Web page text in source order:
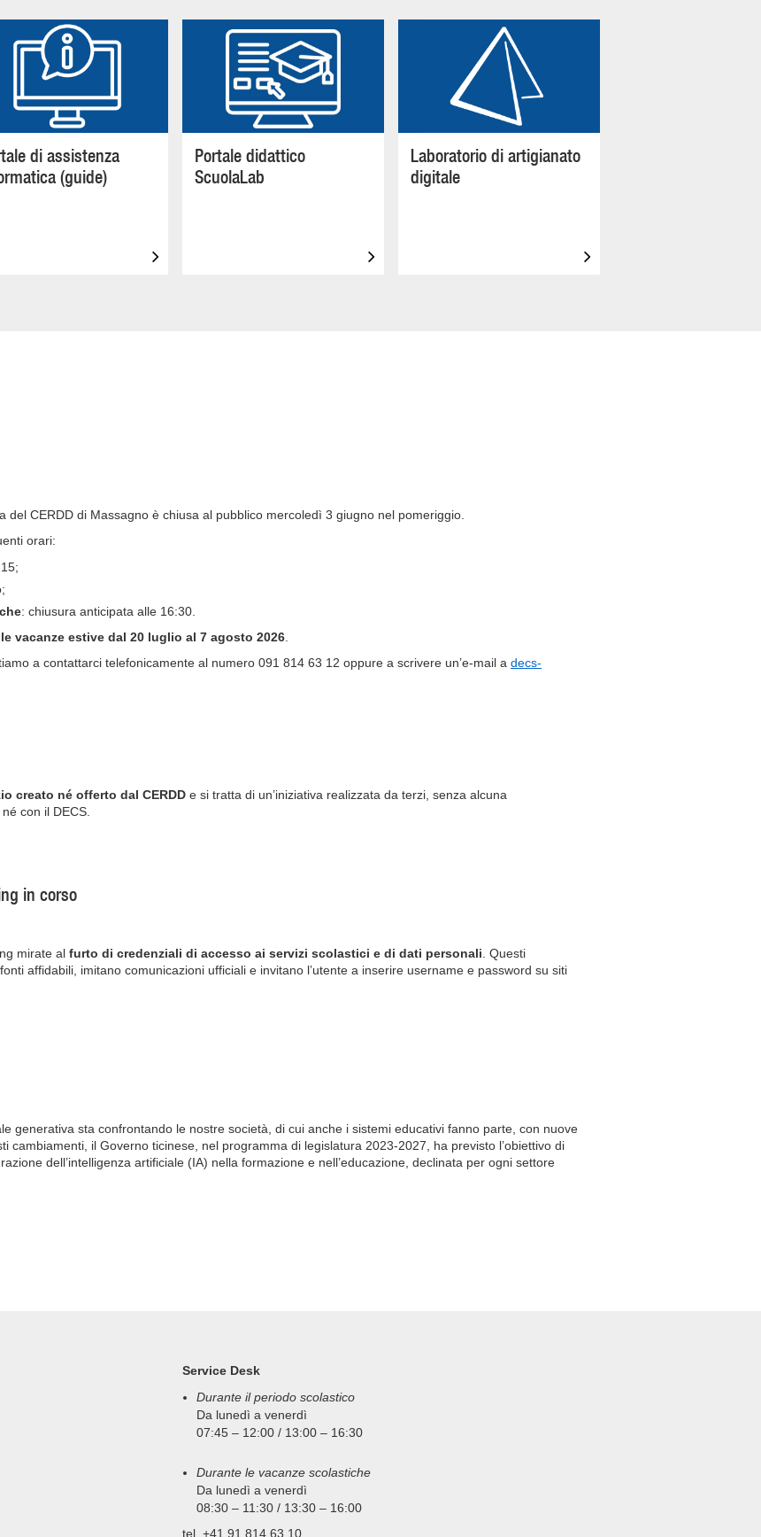
di assistenza
(guide)
Portale didattico
ScuolaLab
Laboratorio di artigianato
digitale
del CERDD di Massagno è chiusa al pubblico mercoledì 3 giugno nel pomeriggio.
orari:
: chiusura anticipata alle 16:30.
vacanze estive dal 20 luglio al 7 agosto 2026.
a contattarci telefonicamente al numero 091 814 63 12 oppure a scrivere un’e-mail a decs-
creato né offerto dal CERDD e si tratta di un’iniziativa realizzata da terzi, senza alcuna
con il DECS.
in corso
mirate al furto di credenziali di accesso ai servizi scolastici e di dati personali. Questi
affidabili, imitano comunicazioni ufficiali e invitano l’utente a inserire username e password su siti
generativa sta confrontando le nostre società, di cui anche i sistemi educativi fanno parte, con nuove
cambiamenti, il Governo ticinese, nel programma di legislatura 2023-2027, ha previsto l’obiettivo di
dell’intelligenza artificiale (IA) nella formazione e nell’educazione, declinata per ogni settore
Service Desk
Durante il periodo scolastico
Da lunedì a venerdì
07:45 – 12:00 / 13:00 – 16:30
Durante le vacanze scolastiche
Da lunedì a venerdì
08:30 – 11:30 / 13:30 – 16:00
tel. +41 91 814 63 10